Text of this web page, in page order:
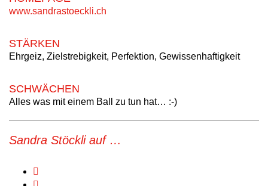
www.sandrastoeckli.ch
STÄRKEN
Ehrgeiz, Zielstrebigkeit, Perfektion, Gewissenhaftigkeit
SCHWÄCHEN
Alles was mit einem Ball zu tun hat… :-)
Sandra Stöckli auf …